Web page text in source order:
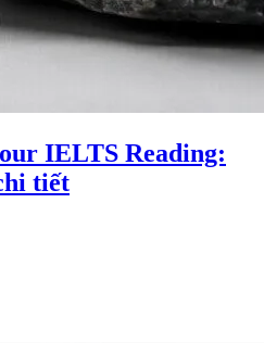
IELTS Reading:
tiết